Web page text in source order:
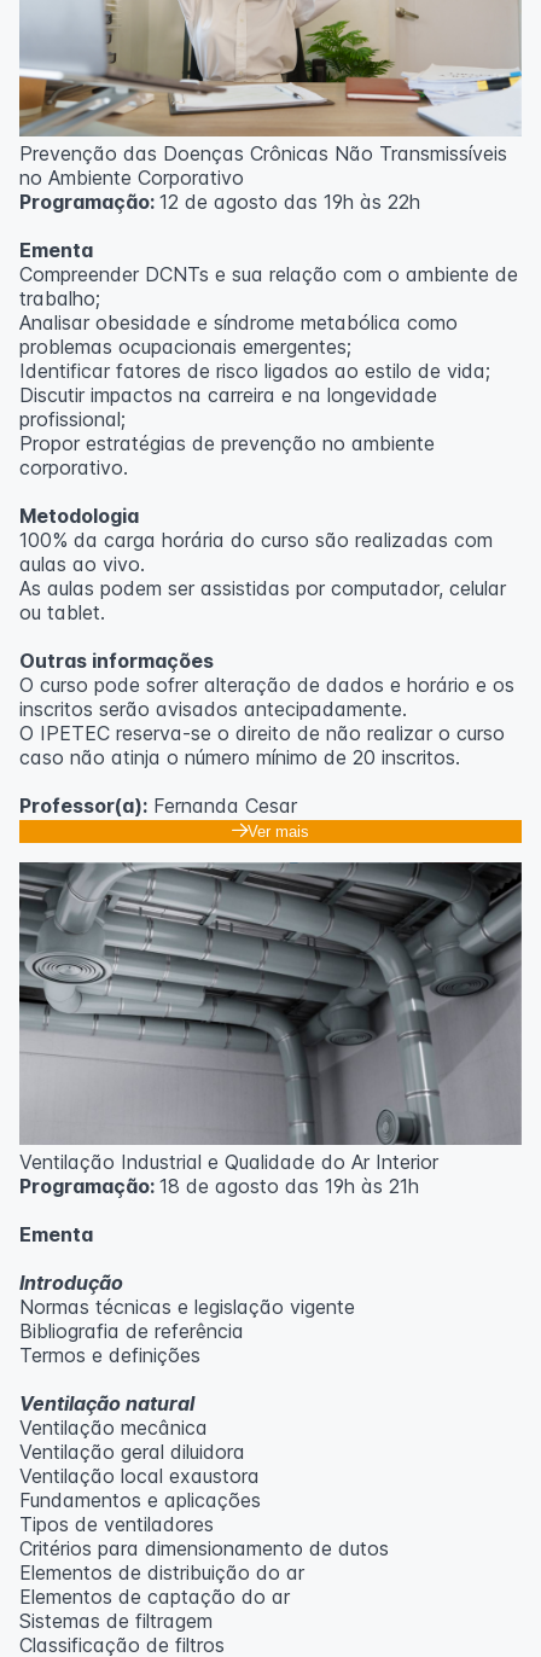
Prevenção das Doenças Crônicas Não Transmissíveis
no Ambiente Corporativo
Programação: 12 de agosto das 19h às 22h
Ementa
Compreender DCNTs e sua relação com o ambiente de
trabalho;
Analisar obesidade e síndrome metabólica como
problemas ocupacionais emergentes;
Identificar fatores de risco ligados ao estilo de vida;
Discutir impactos na carreira e na longevidade
profissional;
Propor estratégias de prevenção no ambiente
corporativo.
Metodologia
100% da carga horária do curso são realizadas com
aulas ao vivo.
As aulas podem ser assistidas por computador, celular
ou tablet.
Outras informações
O curso pode sofrer alteração de dados e horário e os
inscritos serão avisados ​​antecipadamente.
O IPETEC reserva-se o direito de não realizar o curso
caso não atinja o número mínimo de 20 inscritos.
Professor(a): Fernanda Cesar
Ver mais
Ventilação Industrial e Qualidade do Ar Interior
Programação: 18 de agosto das 19h às 21h
Ementa
Introdução
Normas técnicas e legislação vigente
Bibliografia de referência
Termos e definições
Ventilação natural
Ventilação mecânica
Ventilação geral diluidora
Ventilação local exaustora
Fundamentos e aplicações
Tipos de ventiladores
Critérios para dimensionamento de dutos
Elementos de distribuição do ar
Elementos de captação do ar
Sistemas de filtragem
Classificação de filtros